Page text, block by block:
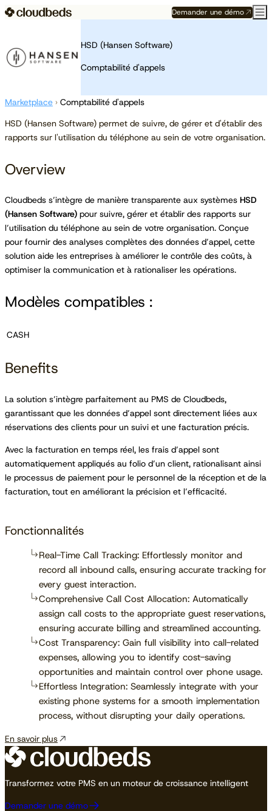
Demander une démo
HSD (Hansen Software)
Comptabilité d'appels
Marketplace › Comptabilité d'appels
HSD (Hansen Software) permet de suivre, de gérer et d'établir des
rapports sur l'utilisation du téléphone au sein de votre organisation.
Overview
Cloudbeds s’intègre de manière transparente aux systèmes HSD
(Hansen Software) pour suivre, gérer et établir des rapports sur
l’utilisation du téléphone au sein de votre organisation. Conçue
pour fournir des analyses complètes des données d’appel, cette
solution aide les entreprises à améliorer le contrôle des coûts, à
optimiser la communication et à rationaliser les opérations.
Modèles compatibles :
CASH
Benefits
La solution s’intègre parfaitement au PMS de Cloudbeds,
garantissant que les données d’appel sont directement liées aux
réservations des clients pour un suivi et une facturation précis.
Avec la facturation en temps réel, les frais d’appel sont
automatiquement appliqués au folio d’un client, rationalisant ainsi
le processus de paiement pour le personnel de la réception et de la
facturation, tout en améliorant la précision et l’efficacité.
Fonctionnalités
Real-Time Call Tracking: Effortlessly monitor and
record all inbound calls, ensuring accurate tracking for
every guest interaction.
Comprehensive Call Cost Allocation: Automatically
assign call costs to the appropriate guest reservations,
ensuring accurate billing and streamlined accounting.
Cost Transparency: Gain full visibility into call-related
expenses, allowing you to identify cost-saving
opportunities and maintain control over phone usage.
Effortless Integration: Seamlessly integrate with your
existing phone systems for a smooth implementation
process, without disrupting your daily operations.
En savoir plus
Transformez votre PMS en un moteur de croissance intelligent
Demander une démo